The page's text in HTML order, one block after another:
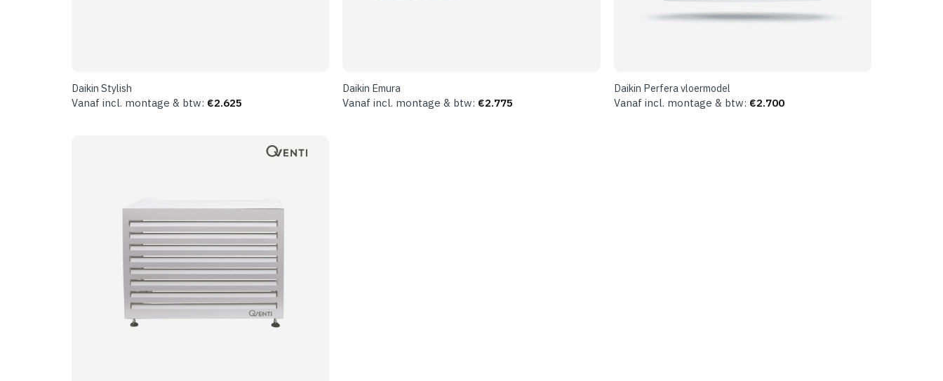
Daikin Stylish
Vanaf incl. montage & btw: €2.625
Daikin Emura
Vanaf incl. montage & btw: €2.775
Daikin Perfera vloermodel
Vanaf incl. montage & btw: €2.700